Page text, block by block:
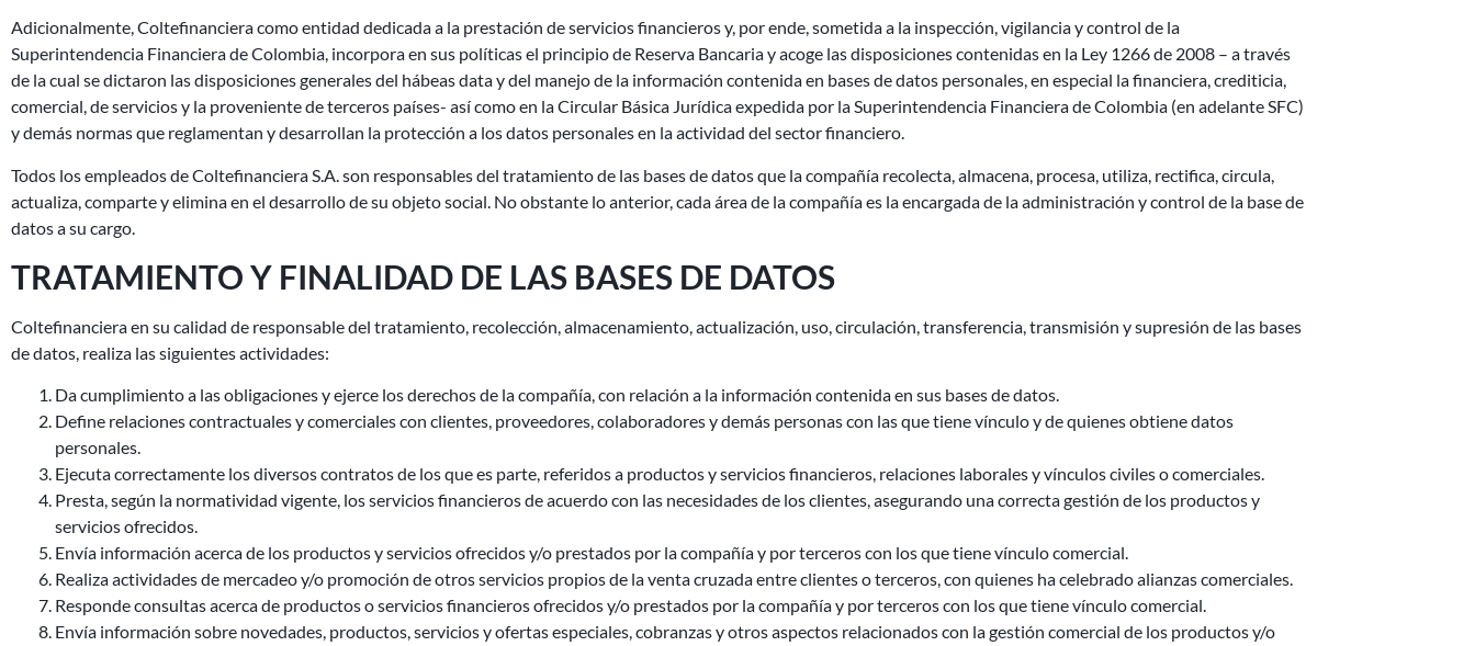
Adicionalmente, Coltefinanciera como entidad dedicada a la prestación de servicios financieros y, por ende, sometida a la inspección, vigilancia y control de la
Superintendencia Financiera de Colombia, incorpora en sus políticas el principio de Reserva Bancaria y acoge las disposiciones contenidas en la Ley 1266 de 2008 – a través
de la cual se dictaron las disposiciones generales del hábeas data y del manejo de la información contenida en bases de datos personales, en especial la financiera, crediticia,
comercial, de servicios y la proveniente de terceros países- así como en la Circular Básica Jurídica expedida por la Superintendencia Financiera de Colombia (en adelante SFC)
y demás normas que reglamentan y desarrollan la protección a los datos personales en la actividad del sector financiero.
Todos los empleados de Coltefinanciera S.A. son responsables del tratamiento de las bases de datos que la compañía recolecta, almacena, procesa, utiliza, rectifica, circula,
actualiza, comparte y elimina en el desarrollo de su objeto social. No obstante lo anterior, cada área de la compañía es la encargada de la administración y control de la base de
datos a su cargo.
TRATAMIENTO Y FINALIDAD DE LAS BASES DE DATOS
Coltefinanciera en su calidad de responsable del tratamiento, recolección, almacenamiento, actualización, uso, circulación, transferencia, transmisión y supresión de las bases
de datos, realiza las siguientes actividades:
Da cumplimiento a las obligaciones y ejerce los derechos de la compañía, con relación a la información contenida en sus bases de datos.
Define relaciones contractuales y comerciales con clientes, proveedores, colaboradores y demás personas con las que tiene vínculo y de quienes obtiene datos
personales.
Ejecuta correctamente los diversos contratos de los que es parte, referidos a productos y servicios financieros, relaciones laborales y vínculos civiles o comerciales.
Presta, según la normatividad vigente, los servicios financieros de acuerdo con las necesidades de los clientes, asegurando una correcta gestión de los productos y
servicios ofrecidos.
Envía información acerca de los productos y servicios ofrecidos y/o prestados por la compañía y por terceros con los que tiene vínculo comercial.
Realiza actividades de mercadeo y/o promoción de otros servicios propios de la venta cruzada entre clientes o terceros, con quienes ha celebrado alianzas comerciales.
Responde consultas acerca de productos o servicios financieros ofrecidos y/o prestados por la compañía y por terceros con los que tiene vínculo comercial.
Envía información sobre novedades, productos, servicios y ofertas especiales, cobranzas y otros aspectos relacionados con la gestión comercial de los productos y/o